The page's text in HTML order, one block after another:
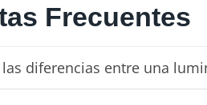
Frecuentes
las diferencias entre una